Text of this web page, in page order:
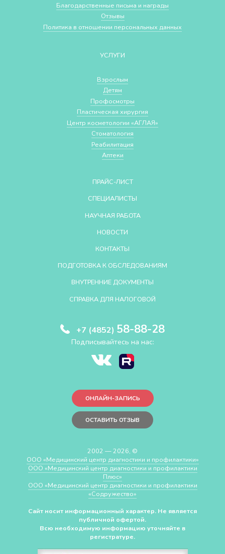
Благодарственные письма и награды
Отзывы
Политика в отношении персональных данных
УСЛУГИ
Взрослым
Детям
Профосмотры
Пластическая хирургия
Центр косметологии «АГЛАЯ»
Стоматология
Реабилитация
Аптеки
ПРАЙС-ЛИСТ
СПЕЦИАЛИСТЫ
НАУЧНАЯ РАБОТА
НОВОСТИ
КОНТАКТЫ
ПОДГОТОВКА К ОБСЛЕДОВАНИЯМ
ВНУТРЕННИЕ ДОКУМЕНТЫ
СПРАВКА ДЛЯ НАЛОГОВОЙ
+7 (4852) 58-88-28
Подписывайтесь на нас:
ОНЛАЙН-ЗАПИСЬ
ОСТАВИТЬ ОТЗЫВ
2002 — 2026, ©
ООО «Медицинский центр диагностики и профилактики»
ООО «Медицинский центр диагностики и профилактики
Плюс»
ООО «Медицинский центр диагностики и профилактики
«Cодружество»
Сайт носит информационный характер. Не является
публичной офертой.
Всю необходимую информацию уточняйте в
регистратуре.